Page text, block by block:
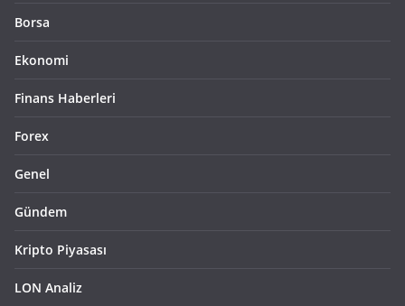
Borsa
Ekonomi
Finans Haberleri
Forex
Genel
Gündem
Kripto Piyasası
LON Analiz